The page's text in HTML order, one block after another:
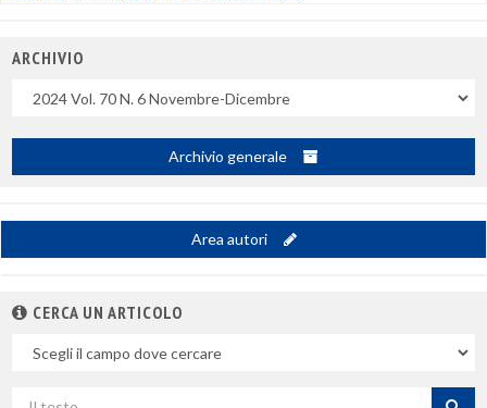
ARCHIVIO
Archivio generale
Area autori
CERCA UN ARTICOLO
campo